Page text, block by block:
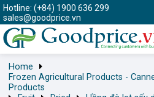
Hotline: (+84) 1900 636 299
sales@goodprice.vn
Home
Frozen Agricultural Products -
Products